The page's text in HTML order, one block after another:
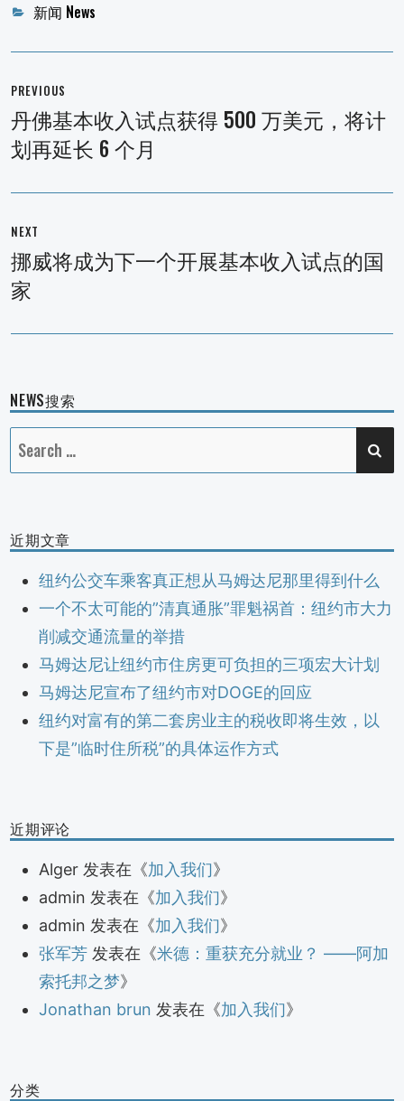
Categories
新闻 News
章
导
航
PREVIOUS
Previous
post:
丹佛基本收入试点获得 500 万美元，将计
划再延长 6 个月
NEXT
Next
post:
挪威将成为下一个开展基本收入试点的国
家
NEWS搜索
Search
for:
近期文章
纽约公交车乘客真正想从马姆达尼那里得到什么
一个不太可能的”清真通胀”罪魁祸首：纽约市大力
削减交通流量的举措
马姆达尼让纽约市住房更可负担的三项宏大计划
马姆达尼宣布了纽约市对DOGE的回应
纽约对富有的第二套房业主的税收即将生效，以
下是”临时住所税”的具体运作方式
近期评论
Alger 发表在《加入我们》
admin 发表在《加入我们》
admin 发表在《加入我们》
张军芳 发表在《米德：重获充分就业？ ——阿加
索托邦之梦》
Jonathan brun 发表在《加入我们》
分类